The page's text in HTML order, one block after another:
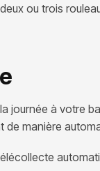
ou trois
journée à votre
manière